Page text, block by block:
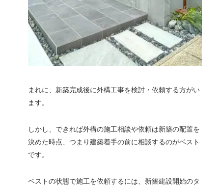
まれに、新築完成後に外構工事を検討・依頼する方がい
ます。
しかし、できれば外構の施工相談や依頼は新築の配置を
決めた時点、つまり建築着手の前に相談するのがベスト
です。
ベストの状態で施工を依頼するには、新築建設開始のタ